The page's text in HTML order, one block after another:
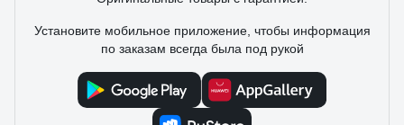
Установите мобильное приложение, чтобы информация
по заказам всегда была под рукой